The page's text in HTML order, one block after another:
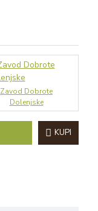
Zavod Dobrote
Dolenjske
KUPI